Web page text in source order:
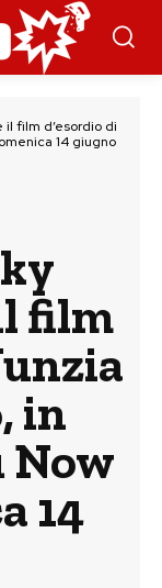
il film d’esordio di
14 giugno
film
in
Now
14